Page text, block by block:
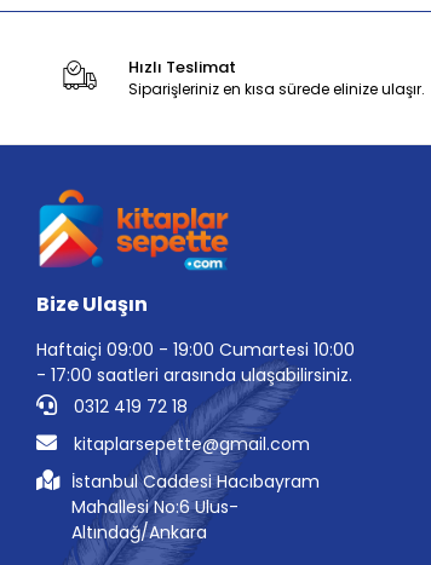
Hızlı Teslimat
Siparişleriniz en kısa sürede elinize ulaşır.
Bize Ulaşın
Haftaiçi 09:00 - 19:00 Cumartesi 10:00
- 17:00 saatleri arasında ulaşabilirsiniz.
0312 419 72 18
kitaplarsepette@gmail.com
İstanbul Caddesi Hacıbayram
Mahallesi No:6 Ulus-
Altındağ/Ankara